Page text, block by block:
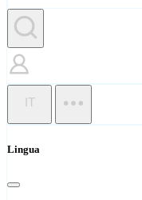
IT
Lingua